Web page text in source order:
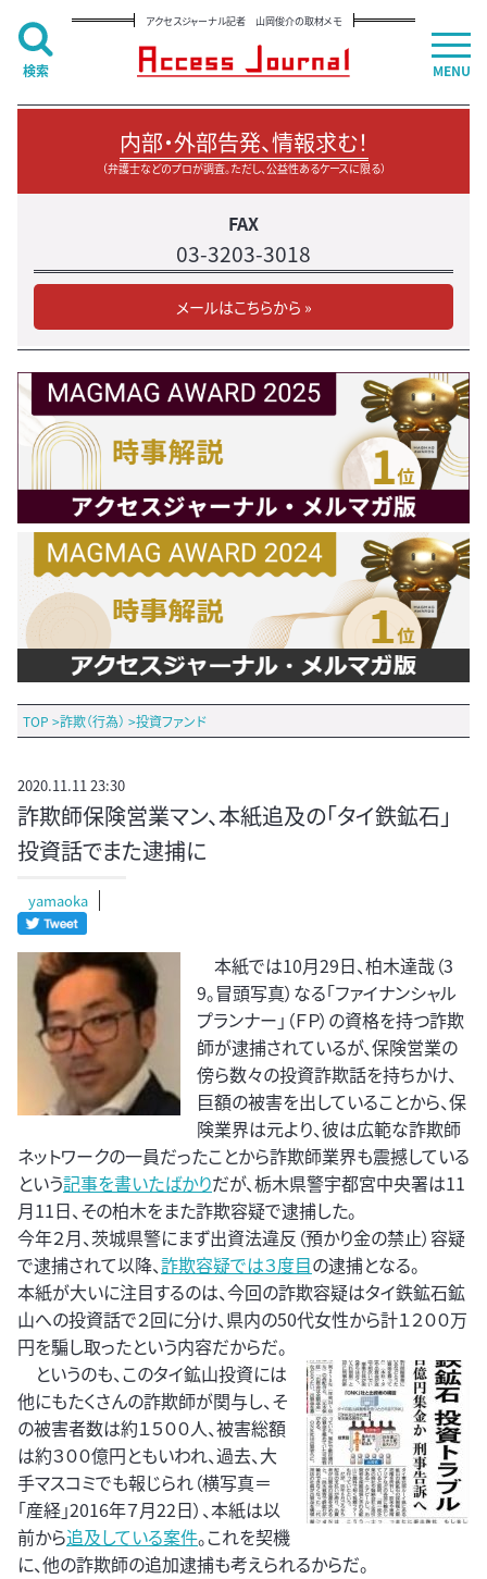
アクセスジャーナル記者 山岡俊介の取材メモ
内部・外部告発、情報求む！
（弁護士などのプロが調査。ただし、公益性あるケースに限る）
FAX
03-3203-3018
メールはこちらから »
TOP >詐欺（行為） >投資ファンド
2020.11.11 23:30
詐欺師保険営業マン、本紙追及の「タイ鉄鉱石」
投資話でまた逮捕に
yamaoka
本紙では10月29日、柏木達哉（3
9。冒頭写真）なる「ファイナンシャル
プランナー」（ＦＰ）の資格を持つ詐欺
師が逮捕されているが、保険営業の
傍ら数々の投資詐欺話を持ちかけ、
巨額の被害を出していることから、保
険業界は元より、彼は広範な詐欺師
ネットワークの一員だったことから詐欺師業界も震撼している
という記事を書いたばかりだが、栃木県警宇都宮中央署は11
月11日、その柏木をまた詐欺容疑で逮捕した。
今年２月、茨城県警にまず出資法違反（預かり金の禁止）容疑
で逮捕されて以降、詐欺容疑では３度目の逮捕となる。
本紙が大いに注目するのは、今回の詐欺容疑はタイ鉄鉱石鉱
山への投資話で２回に分け、県内の50代女性から計１２００万
円を騙し取ったという内容だからだ。
というのも、このタイ鉱山投資には
他にもたくさんの詐欺師が関与し、そ
の被害者数は約１５００人、被害総額
は約３００億円ともいわれ、過去、大
手マスコミでも報じられ（横写真＝
｢産経」2016年７月22日）、本紙は以
前から追及している案件。これを契機
に、他の詐欺師の追加逮捕も考えられるからだ。
MENU
検索